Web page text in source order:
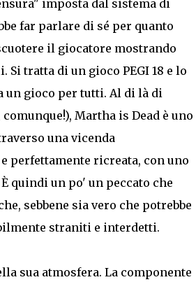
imposta dal sistema di
far parlare di sé per quanto
il giocatore mostrando
tratta di un gioco PEGI 18 e lo
un gioco per tutti. Al di là di
Martha is Dead è uno
una vicenda
perfettamente ricreata, con uno
quindi un po' un peccato che
sebbene sia vero che potrebbe
straniti e interdetti.
sua atmosfera. La componente